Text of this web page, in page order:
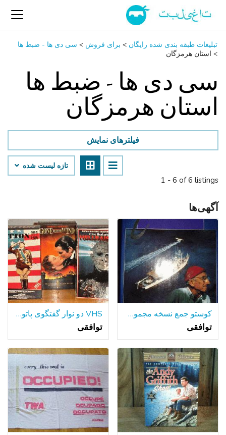
تبلیغات طبقه بندی شده رایگان > برای فروش > سی ‌دی ‌ها - ضبط‌ ها
> استان هرمزگان
سی ‌دی ‌ها - ضبط‌ ها
استان هرمزگان
1 - 6 of 6 listings
فیلترهای نمایش
تازه لیست شده
آگهی‌ها
کوستو جمع نسخه مجموعه ای از 6 VHS
توافقی
VHS دو نوار گفتگوی پاتون Hellraiser های رفته با باد نادر
توافقی